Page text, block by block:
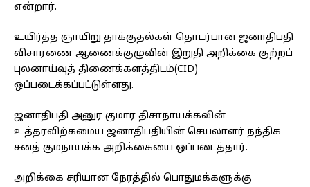
என்றார்.
உயிர்த்த ஞாயிறு தாக்குதல்கள் தொடர்பான ஜனாதிபதி
விசாரணை ஆணைக்குழுவின் இறுதி அறிக்கை குற்றப்
புலனாய்வுத் திணைக்களத்திடம்(CID)
ஒப்படைக்கப்பட்டுள்ளது.
ஜனாதிபதி அனுர குமார திசாநாயக்கவின்
உத்தரவிற்கமைய ஜனாதிபதியின் செயலாளர் நந்திக
சனத் குமநாயக்க அறிக்கையை ஒப்படைத்தார்.
அறிக்கை சரியான நேரத்தில் பொதுமக்களுக்கு